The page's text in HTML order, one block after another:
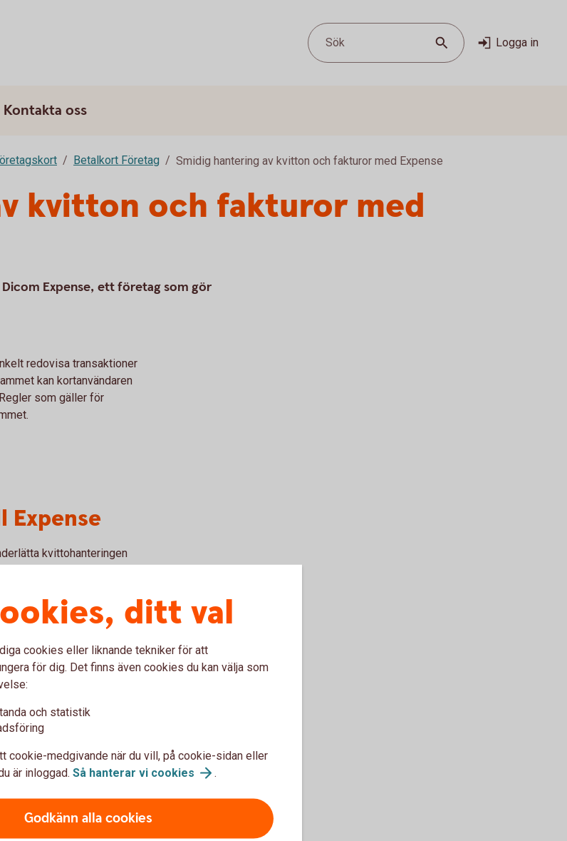
Sök Logga in
Kontakta oss
Betalkort Företag Smidig hantering av kvitton och fakturor med Expense
kvitton och fakturor med
Expense, ett företag som gör
redovisa transaktioner
kan kortanvändaren
som gäller för
Expense
kvittohanteringen
smarta kvittolösningen
kvittot automatiskt till rätt
och laddas ner i App Store
per kvitto genom att
slipper manuell
ofta är ute och reser,
reseräkning kan man
ditt val
cookies eller liknande tekniker för att
för dig. Det finns även cookies du kan välja som
och statistik
cookie-medgivande när du vill, på cookie-sidan eller
är inloggad. Så hanterar vi cookies .
Godkänn alla cookies